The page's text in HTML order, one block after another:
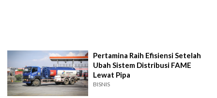
Pertamina Raih Efisiensi Setelah
Ubah Sistem Distribusi FAME
Lewat Pipa
BISNIS